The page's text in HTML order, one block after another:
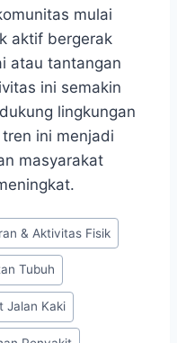
mulai
aktif bergerak
atau tantangan
ini semakin
lingkungan
ini menjadi
masyarakat
& Aktivitas Fisik
Tubuh
Jalan Kaki